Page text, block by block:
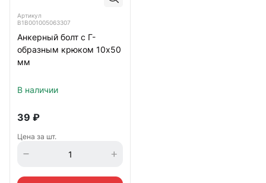
Артикул
B1B001005063307
Анкерный болт с Г-
образным крюком 10х50
мм
В наличии
39 ₽
Цена за шт.